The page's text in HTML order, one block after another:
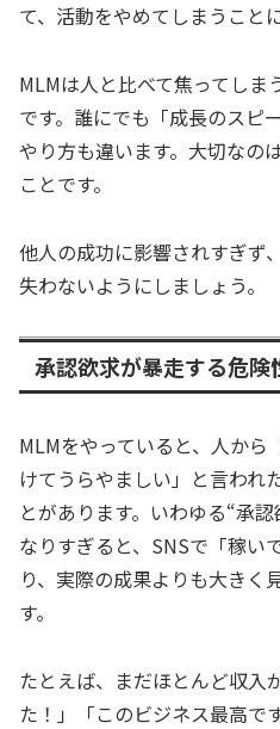
て、活動をやめてしまうことに
MLMは人と比べて焦ってしま
です。誰にでも「成長のスピ
やり方も違います。大切なの
ことです。
他人の成功に影響されすぎず
失わないようにしましょう。
承認欲求が暴走する危険
MLMをやっていると、人から
けてうらやましい」と言われ
とがあります。いわゆる“承
なりすぎると、SNSで「稼い
り、実際の成果よりも大きく
す。
たとえば、まだほとんど収入
た！」「このビジネス最高で